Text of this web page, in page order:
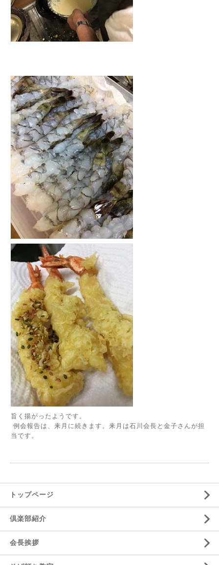
旨く揚がったようです。
例会報告は、来月に続きます。来月は石川会長と金子さんが担
当です。
トップページ
倶楽部紹介
会長挨拶